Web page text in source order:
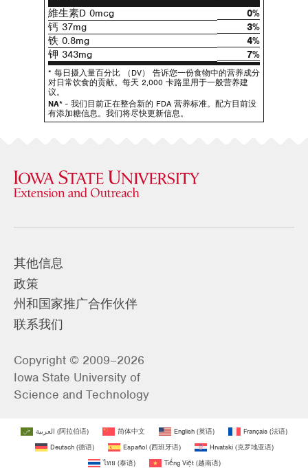
維生素D 0mcg
0%
钙 37mg
3%
铁 0.8mg
4%
钾 343mg
7%
* 每日摄入量百分比 （DV） 告诉您一份食物中的营养成分
对日常饮食的贡献。每天 2,000 卡路里用于一般营养建
议。
NA* - 我们目前正在整合新的 FDA 营养标准。配方目前没
有添加糖信息。我们将尽快更新信息。
其他信息
政策
州和国家推广合作伙伴
联系我们
Copyright © 2009–2026
Iowa State University of
Science and Technology
العربية (阿拉伯语) 简体中文 English (英语) Français (法语)
Deutsch(德语) Español(西班牙语) Hrvatski(克罗地亚语)
ไทย (泰语) Tiếng Việt(越南语)